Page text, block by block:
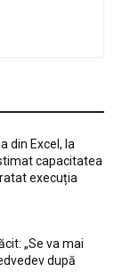
din Excel, la
capacitatea
execuția
„Se va mai
după